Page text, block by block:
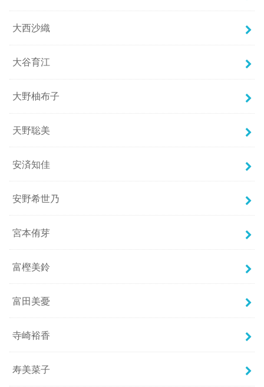
大西沙織
大谷育江
大野柚布子
天野聡美
安済知佳
安野希世乃
宮本侑芽
富樫美鈴
富田美憂
寺崎裕香
寿美菜子